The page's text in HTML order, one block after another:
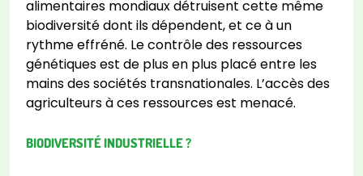
alimentaires mondiaux détruisent cette même
biodiversité dont ils dépendent, et ce à un
rythme effréné. Le contrôle des ressources
génétiques est de plus en plus placé entre les
mains des sociétés transnationales. L’accès des
agriculteurs à ces ressources est menacé.
BIODIVERSITÉ INDUSTRIELLE ?